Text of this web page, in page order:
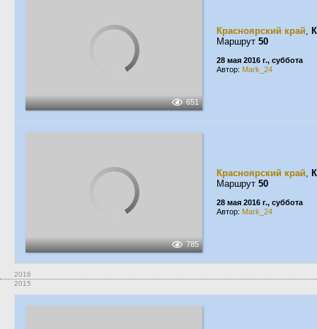
651
Красноярский край,
Маршрут 50
28 мая 2016 г., суббота
Автор: Mark_24
785
Красноярский край,
Маршрут 50
28 мая 2016 г., суббота
Автор: Mark_24
2016
2015